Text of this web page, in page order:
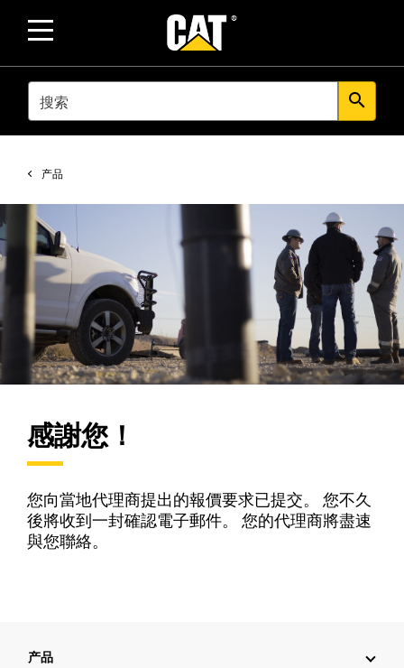
SEARCH search
产品
感謝您！
您向當地代理商提出的報價要求已提交。 您不久
後將收到一封確認電子郵件。 您的代理商將盡速
與您聯絡。
产品